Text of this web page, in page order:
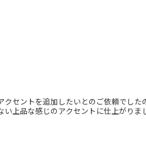
セントを追加したいとのご依頼でした
上品な感じのアクセントに仕上がりま